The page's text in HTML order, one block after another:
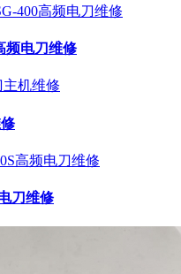
频电刀维修
刀维修